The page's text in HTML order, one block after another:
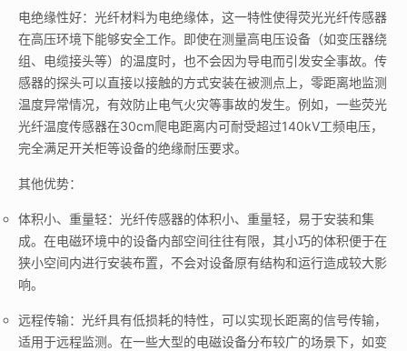
电绝缘性好：光纤材料为电绝缘体，这一特性使得荧光光纤传感器
在高压环境下能够安全工作。即使在测量高电压设备（如变压器绕
组、电缆接头等）的温度时，也不会因为导电而引发安全事故。传
感器的探头可以直接以接触的方式安装在被测点上，零距离地监测
温度异常情况，有效防止电气火灾等事故的发生。例如，一些荧光
光纤温度传感器在30cm爬电距离内可耐受超过140kV工频电压，
完全满足开关柜等设备的绝缘耐压要求。
其他优势：
体积小、重量轻：光纤传感器的体积小、重量轻，易于安装和集
成。在电磁环境中的设备内部空间往往有限，其小巧的体积便于在
狭小空间内进行安装布置，不会对设备原有结构和运行造成较大影
响。
远程传输：光纤具有低损耗的特性，可以实现长距离的信号传输，
适用于远程监测。在一些大型的电磁设备分布较广的场景下，如变